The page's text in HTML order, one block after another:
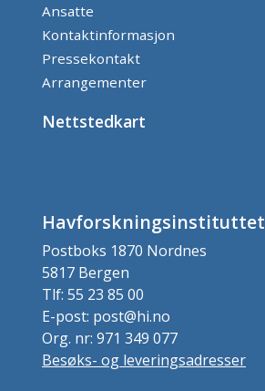
Ansatte
Kontaktinformasjon
Pressekontakt
Arrangementer
Nettstedkart
Havforskningsinstituttet
Postboks 1870 Nordnes
5817 Bergen
Tlf: 55 23 85 00
E-post: post@hi.no
Org. nr: 971 349 077
Besøks- og leveringsadresser